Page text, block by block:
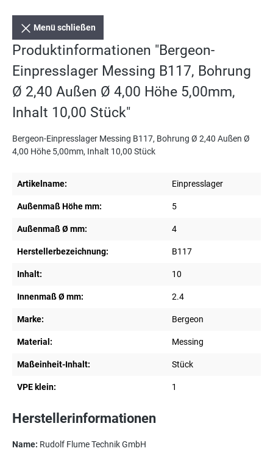
Menü schließen
Produktinformationen "Bergeon-
Einpresslager Messing B117, Bohrung
Ø 2,40 Außen Ø 4,00 Höhe 5,00mm,
Inhalt 10,00 Stück"
Bergeon-Einpresslager Messing B117, Bohrung Ø 2,40 Außen Ø
4,00 Höhe 5,00mm, Inhalt 10,00 Stück
Artikelname: Einpresslager
Außenmaß Höhe mm: 5
Außenmaß Ø mm: 4
Herstellerbezeichnung: B117
Inhalt: 10
Innenmaß Ø mm: 2.4
Marke: Bergeon
Material: Messing
Maßeinheit-Inhalt: Stück
VPE klein: 1
Herstellerinformationen
Name: Rudolf Flume Technik GmbH